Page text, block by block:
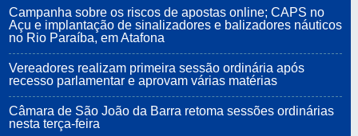
Campanha sobre os riscos de apostas online; CAPS no
Açu e implantação de sinalizadores e balizadores náuticos
no Rio Paraíba, em Atafona
Vereadores realizam primeira sessão ordinária após
recesso parlamentar e aprovam várias matérias
Câmara de São João da Barra retoma sessões ordinárias
nesta terça-feira